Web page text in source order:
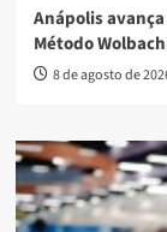
Anápolis
Método
8 de agosto de